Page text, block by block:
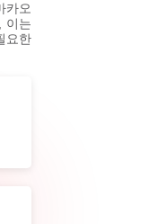
카오
이는
요한